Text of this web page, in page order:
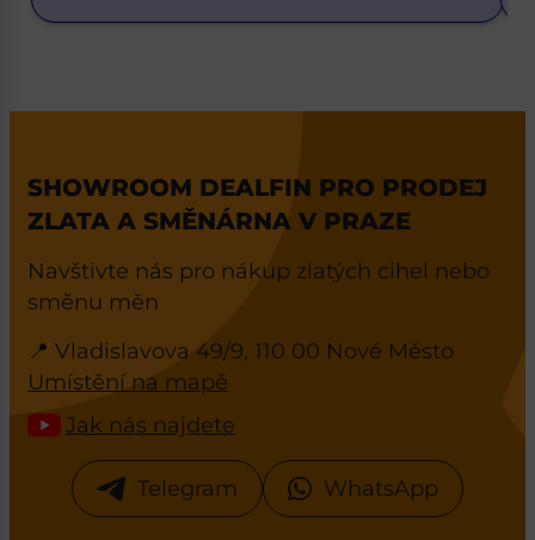
SHOWROOM DEALFIN PRO PRODEJ
ZLATA A SMĚNÁRNA V PRAZE
Navštivte nás pro nákup zlatých cihel nebo
směnu měn
📍 Vladislavova 49/9, 110 00 Nové Město
Umístění na mapě
Jak nás najdete
Telegram WhatsApp